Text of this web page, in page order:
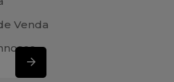
Venda